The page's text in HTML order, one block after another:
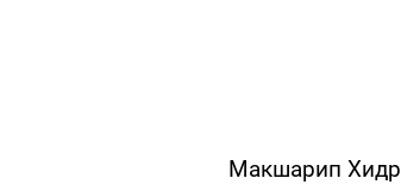
Макшарип